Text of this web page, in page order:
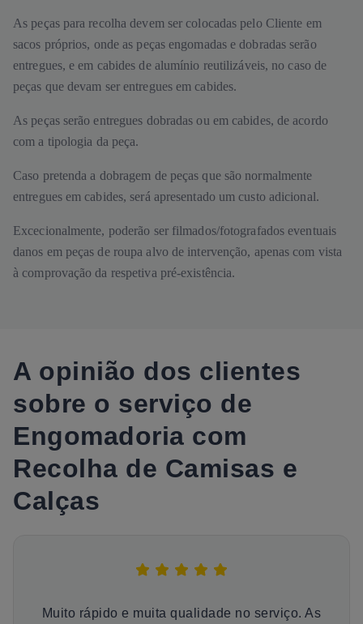
As peças para recolha devem ser colocadas pelo Cliente em
sacos próprios, onde as peças engomadas e dobradas serão
entregues, e em cabides de alumínio reutilizáveis, no caso de
peças que devam ser entregues em cabides.
As peças serão entregues dobradas ou em cabides, de acordo
com a tipologia da peça.
Caso pretenda a dobragem de peças que são normalmente
entregues em cabides, será apresentado um custo adicional.
Excecionalmente, poderão ser filmados/fotografados eventuais
danos em peças de roupa alvo de intervenção, apenas com vista
à comprovação da respetiva pré-existência.
A opinião dos clientes
sobre o serviço de
Engomadoria com
Recolha de Camisas e
Calças
Muito rápido e muita qualidade no serviço. As